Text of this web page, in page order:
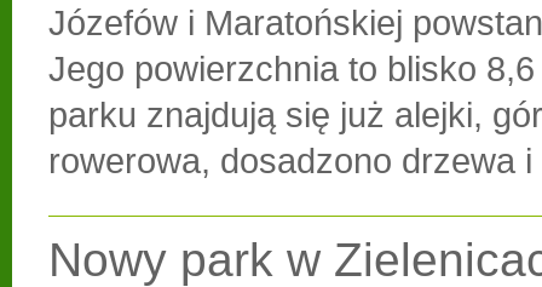
Józefów i Maratońskiej
Jego powierzchnia to blisko
parku znajdują się już alejki,
rowerowa, dosadzono drzewa
Nowy park w